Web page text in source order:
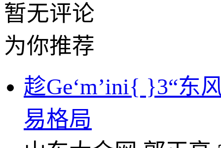
暂无评论
为你推荐
趁Ge‘m’ini{ }3“东
易格局